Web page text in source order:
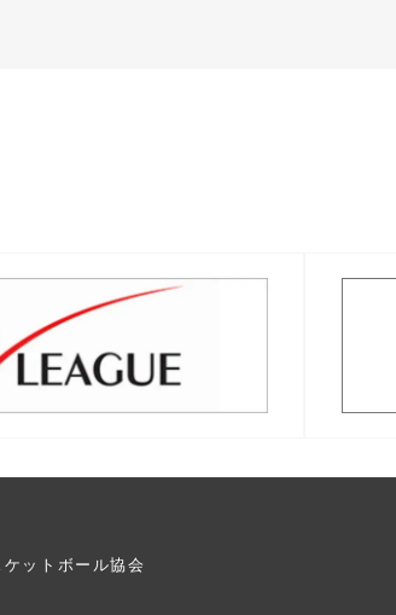
ットボール協会